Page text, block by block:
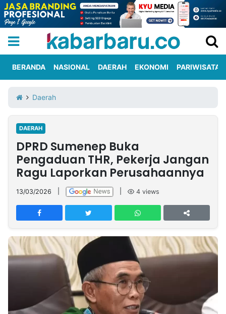
Iklan
Berita
Kami
Nasional
International
Olahraga
Entertainment
Daerah
Pariwisata
Kuliner
Kolom
Network
PT
TREETAN
INDONESIA
NTB
Time
IDN
Jogja
Rakyat
News
Notice
Dinamikapost.com
Baru
Seedbacklink
BERANDA NASIONAL DAERAH EKONOMI PARIWISATA
Daerah
DAERAH
DPRD Sumenep Buka
Pengaduan THR, Pekerja Jangan
Ragu Laporkan Perusahaannya
13/03/2026 4 views